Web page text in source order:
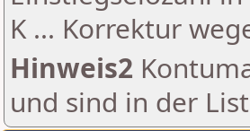
K ... Korrektur
Hinweis2
und sind in der